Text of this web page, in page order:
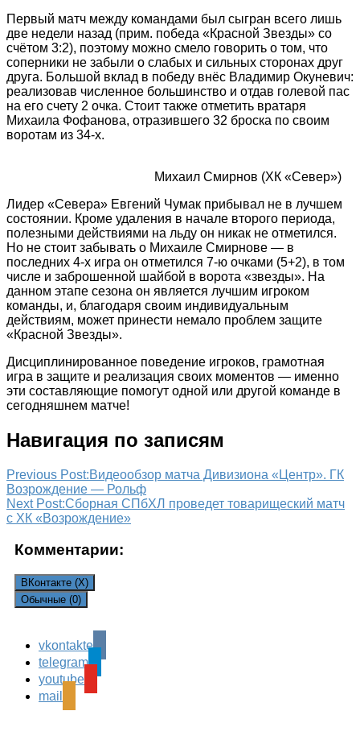
Первый матч между командами был сыгран всего лишь
две недели назад (прим. победа «Красной Звезды» со
счётом 3:2), поэтому можно смело говорить о том, что
соперники не забыли о слабых и сильных сторонах друг
друга. Большой вклад в победу внёс Владимир Окуневич:
реализовав численное большинство и отдав голевой пас
на его счету 2 очка. Стоит также отметить вратаря
Михаила Фофанова, отразившего 32 броска по своим
воротам из 34-х.
Михаил Смирнов (ХК «Север»)
Лидер «Севера» Евгений Чумак прибывал не в лучшем
состоянии. Кроме удаления в начале второго периода,
полезными действиями на льду он никак не отметился.
Но не стоит забывать о Михаиле Смирнове — в
последних 4-х игра он отметился 7-ю очками (5+2), в том
числе и заброшенной шайбой в ворота «звезды». На
данном этапе сезона он является лучшим игроком
команды, и, благодаря своим индивидуальным
действиям, может принести немало проблем защите
«Красной Звезды».
Дисциплинированное поведение игроков, грамотная
игра в защите и реализация своих моментов — именно
эти составляющие помогут одной или другой команде в
сегодняшнем матче!
Навигация по записям
Previous Post:Видеообзор матча Дивизиона «Центр». ГК
Возрождение — Рольф
Next Post:Сборная СПбХЛ проведет товарищеский матч
с ХК «Возрождение»
Комментарии:
ВКонтакте (X)
Обычные (0)
Leave a Reply
Ваш адрес email не будет опубликован.
поля помечены
vkontakte
telegram
youtube
mail